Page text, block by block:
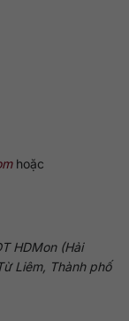
hoặc
HDMon (Hải
Liêm, Thành phố